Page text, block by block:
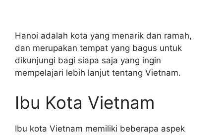
Hanoi adalah kota yang menarik dan ramah,
dan merupakan tempat yang bagus untuk
dikunjungi bagi siapa saja yang ingin
mempelajari lebih lanjut tentang Vietnam.
Ibu Kota Vietnam
Ibu kota Vietnam memiliki beberapa aspek